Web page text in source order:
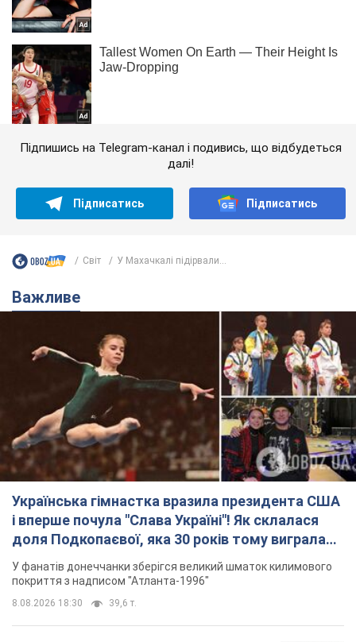
Підпишись на Telegram-канал і подивись, що відбудеться
далі!
Підписатись Підписатись
Світ У Махачкалі підірвали...
Важливе
Українська гімнастка вразила президента США
і вперше почула "Слава Україні"! Як склалася
доля Подкопаєвої, яка 30 років тому виграла
"золото" Олімпіади
У фанатів донеччанки зберігся великий шматок килимового
покриття з надписом "Атланта-1996"
8.08.2026 18:30 39,6 т.